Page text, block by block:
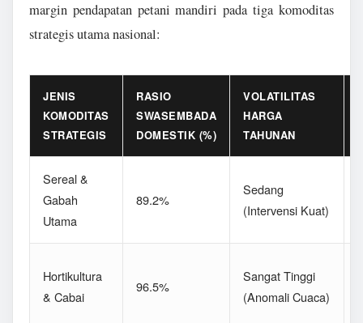
margin pendapatan petani mandiri pada tiga komoditas
strategis utama nasional:
JENIS
KOMODITAS
STRATEGIS
RASIO
SWASEMBADA
DOMESTIK (%)
VOLATILITAS
HARGA
TAHUNAN
Sereal &
Gabah
Utama
89.2%
Sedang
(Intervensi Kuat)
Hortikultura
& Cabai
96.5%
Sangat Tinggi
(Anomali Cuaca)